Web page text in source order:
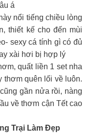
á
nổi tiếng chiều lòng
thiết kế cho đến mùi
sexy cá tính gì có đủ
xài hơi bị hợp lý
quất liền 1 set nha
thơm quên lối về luôn.
gần nửa rồi, nàng
về thơm cận Tết cao
Trại Làm Đẹp